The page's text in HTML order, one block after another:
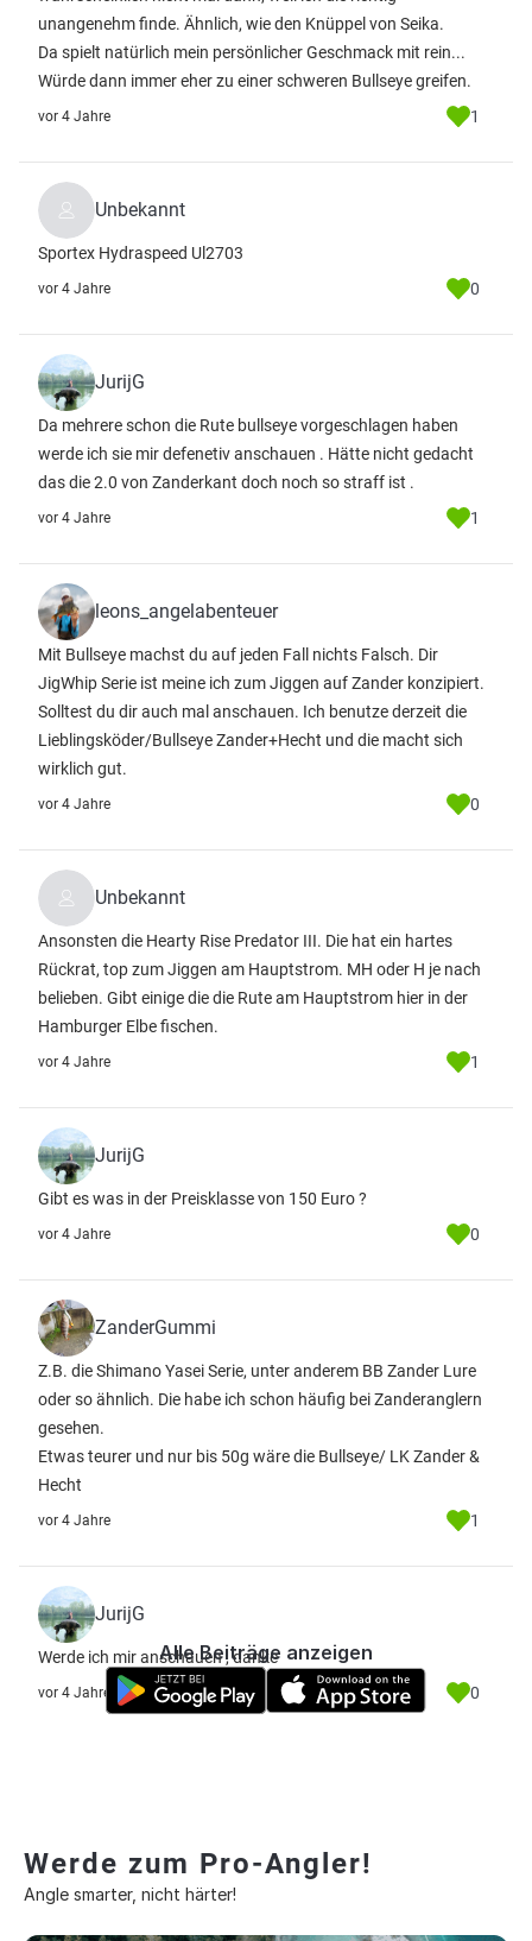
unangenehm finde. Ähnlich, wie den Knüppel von Seika.
Da spielt natürlich mein persönlicher Geschmack mit rein...
Würde dann immer eher zu einer schweren Bullseye greifen.
vor 4 Jahre 1
Unbekannt
Sportex Hydraspeed Ul2703
vor 4 Jahre 0
JurijG
Da mehrere schon die Rute bullseye vorgeschlagen haben
werde ich sie mir defenetiv anschauen . Hätte nicht gedacht
das die 2.0 von Zanderkant doch noch so straff ist .
vor 4 Jahre 1
leons_angelabenteuer
Mit Bullseye machst du auf jeden Fall nichts Falsch. Dir
JigWhip Serie ist meine ich zum Jiggen auf Zander konzipiert.
Solltest du dir auch mal anschauen. Ich benutze derzeit die
Lieblingsköder/Bullseye Zander+Hecht und die macht sich
wirklich gut.
vor 4 Jahre 0
Unbekannt
Ansonsten die Hearty Rise Predator III. Die hat ein hartes
Rückrat, top zum Jiggen am Hauptstrom. MH oder H je nach
belieben. Gibt einige die die Rute am Hauptstrom hier in der
Hamburger Elbe fischen.
vor 4 Jahre 1
JurijG
Gibt es was in der Preisklasse von 150 Euro ?
vor 4 Jahre 0
ZanderGummi
Z.B. die Shimano Yasei Serie, unter anderem BB Zander Lure
oder so ähnlich. Die habe ich schon häufig bei Zanderanglern
gesehen.
Etwas teurer und nur bis 50g wäre die Bullseye/ LK Zander &
Hecht
vor 4 Jahre 1
JurijG
Werde ich mir anschauen , danke
vor 4 Jahre 0
Alle Beiträge anzeigen
Werde zum Pro-Angler!
Angle smarter, nicht härter!